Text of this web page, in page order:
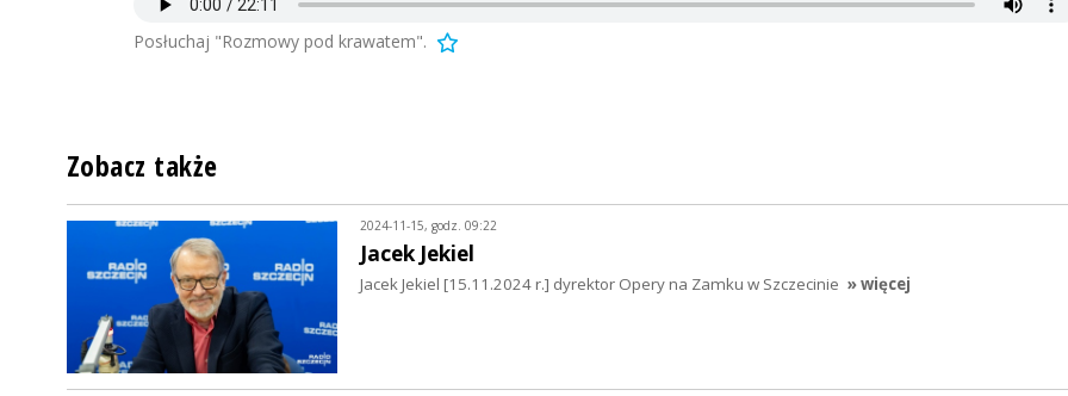
Posłuchaj "Rozmowy pod krawatem".
Zobacz także
2024-11-15, godz. 09:22
Jacek Jekiel
Jacek Jekiel [15.11.2024 r.] dyrektor Opery na Zamku w Szczecinie » więcej